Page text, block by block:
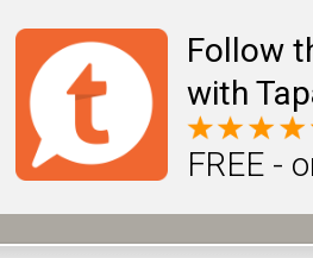
Follow
with
FREE -